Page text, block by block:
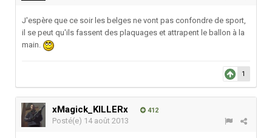
J'espère que ce soir les belges ne vont pas confondre de sport,
il se peut qu'ils fassent des plaquages et attrapent le ballon à la
main.
1
xMagick_KILLERx 412
Posté(e) 14 août 2013